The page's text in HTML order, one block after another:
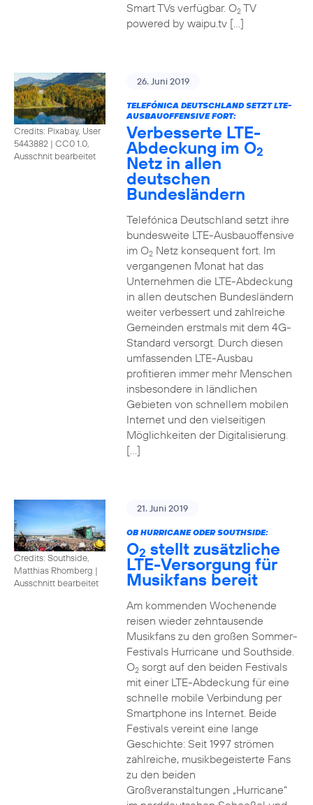
Smart TVs verfügbar. O2TV
powered by waipu.tv […]
Credits: Pixabay, User
5443882 | CC0 1.0,
Ausschnit bearbeitet
26. Juni 2019
TELEFÓNICA DEUTSCHLAND SETZT LTE-
AUSBAUOFFENSIVE FORT:
Verbesserte LTE-
Abdeckung im O2
Netz in allen
deutschen
Bundesländern
Telefónica Deutschland setzt ihre
bundesweite LTE-Ausbauoffensive
im O2Netz konsequent fort. Im
vergangenen Monat hat das
Unternehmen die LTE-Abdeckung
in allen deutschen Bundesländern
weiter verbessert und zahlreiche
Gemeinden erstmals mit dem 4G-
Standard versorgt. Durch diesen
umfassenden LTE-Ausbau
profitieren immer mehr Menschen
insbesondere in ländlichen
Gebieten von schnellem mobilen
Internet und den vielseitigen
Möglichkeiten der Digitalisierung.
[…]
Credits: Southside,
Matthias Rhomberg |
Ausschnitt bearbeitet
21. Juni 2019
OB HURRICANE ODER SOUTHSIDE:
O2 stellt zusätzliche
LTE-Versorgung für
Musikfans bereit
Am kommenden Wochenende
reisen wieder zehntausende
Musikfans zu den großen Sommer-
Festivals Hurricane und Southside.
O2sorgt auf den beiden Festivals
mit einer LTE-Abdeckung für eine
schnelle mobile Verbindung per
Smartphone ins Internet. Beide
Festivals vereint eine lange
Geschichte: Seit 1997 strömen
zahlreiche, musikbegeisterte Fans
zu den beiden
Großveranstaltungen „Hurricane“